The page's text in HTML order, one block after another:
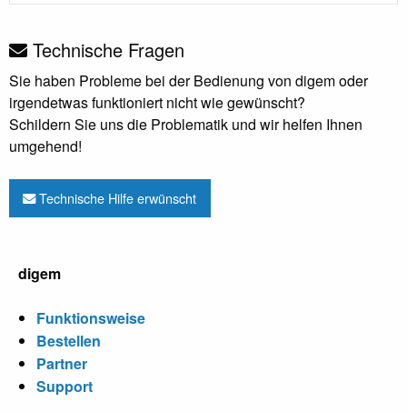
Technische Fragen
Sie haben Probleme bei der Bedienung von digem oder
irgendetwas funktioniert nicht wie gewünscht?
Schildern Sie uns die Problematik und wir helfen Ihnen
umgehend!
Technische Hilfe erwünscht
digem
Funktionsweise
Bestellen
Partner
Support